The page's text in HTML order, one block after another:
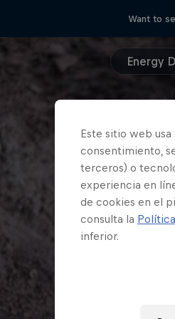
Want to
Energy
Este sitio web
consentimiento,
terceros) o
experiencia en
de cookies en el
consulta la
inferior.